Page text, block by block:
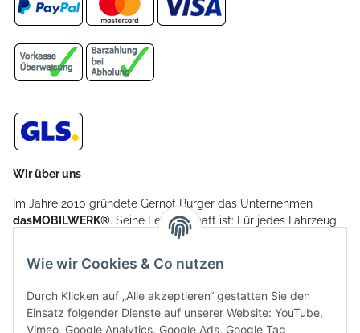
Wir über uns
Im Jahre 2010 gründete Gernot Burger das Unternehmen
dasMOBILWERK®. Seine Leidenschaft ist: Für jedes Fahrzeug
ein Car Cover anzubieten - passgenau und individuell.
Aufgrund der vielen positiven Kundenrückmeldungen kamen
weitere Produkte, wie Reifenschuhe, Hardtopständer hinzu.
Seine Reifenschoner werden in Deutschland produziert und
sind mit hochwertigen Techniken und Materialien gefertigt.
Wie wir Cookies & Co nutzen
Durch Klicken auf „Alle akzeptieren“ gestatten Sie den
Einsatz folgender Dienste auf unserer Website: YouTube,
Vimeo, Google Analytics, Google Ads, Google Tag